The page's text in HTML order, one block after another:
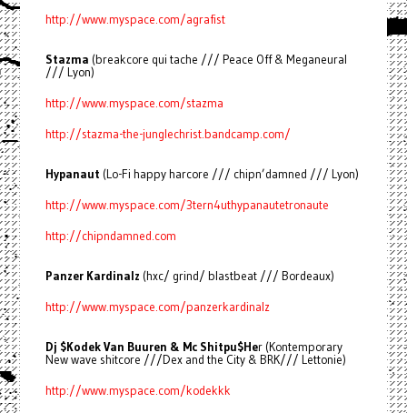
http://www.myspace.com/agrafist
Stazma (breakcore qui tache /// Peace Off & Meganeural
/// Lyon)
http://www.myspace.com/stazma
http://stazma-the-junglechrist.bandcamp.com/
Hypanaut (Lo-Fi happy harcore /// chipn’damned /// Lyon)
http://www.myspace.com/3tern4uthypanautetronaute
http://chipndamned.com
Panzer Kardinalz (hxc/ grind/ blastbeat /// Bordeaux)
http://www.myspace.com/panzerkardinalz
Dj $Kodek Van Buuren & Mc Shitpu$Her (Kontemporary
New wave shitcore ///Dex and the City & BRK/// Lettonie)
http://www.myspace.com/kodekkk